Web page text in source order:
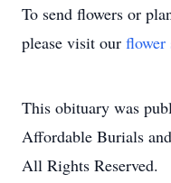
To send flowers or
please visit our flower
This obituary was
Affordable Burials
All Rights Reserved.